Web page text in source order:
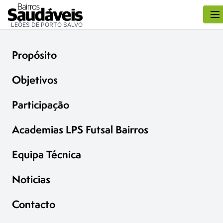
LEÕES DE PORTO SALVO
Propósito
Objetivos
Participação
Academias LPS Futsal Bairros
Equipa Técnica
Noticias
Contacto